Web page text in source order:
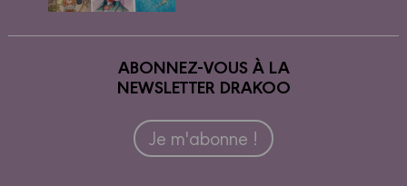
ABONNEZ-VOUS À LA
NEWSLETTER DRAKOO
Je m'abonne !